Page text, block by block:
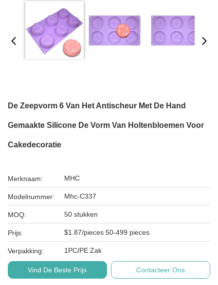
De Zeepvorm 6 Van Het Antischeur Met De Hand
Gemaakte Silicone De Vorm Van Holtenbloemen Voor
Cakedecoratie
Merknaam: MHC
Modelnummer: Mhc-C337
MOQ: 50 stukken
Prijs: $1.87/pieces 50-499 pieces
Verpakking: 1PC/PE Zak
Vind De Beste Prijs Contacteer Ons